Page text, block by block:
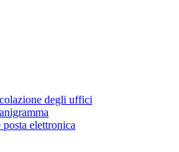
degli uffici
elettronica